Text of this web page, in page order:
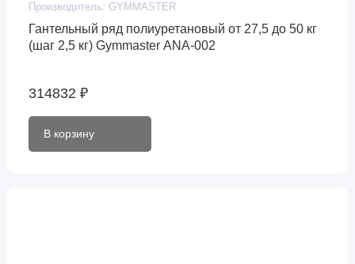
Производитель: GYMMASTER
Гантельный ряд полиуретановый от 27,5 до 50 кг
(шаг 2,5 кг) Gymmaster ANA-002
314832 ₽
В корзину